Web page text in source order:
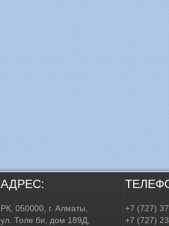
АДРЕС:
РК, 050000, г. Алматы,
ул. Толе би, дом 189Д,
+7 (727)
+7 (727)